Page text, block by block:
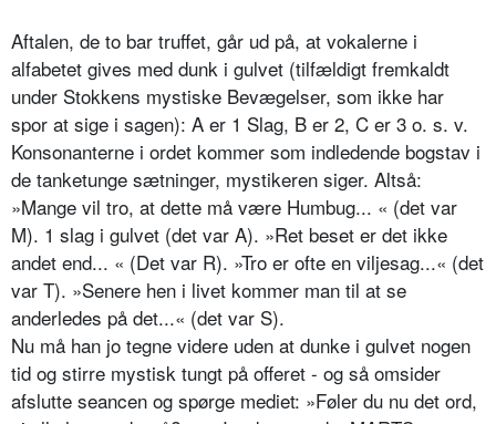
Aftalen, de to bar truffet, går ud på, at vokalerne i
alfabetet gives med dunk i gulvet (tilfældigt fremkaldt
under Stokkens mystiske Bevægelser, som ikke har
spor at sige i sagen): A er 1 Slag, B er 2, C er 3 o. s. v.
Konsonanterne i ordet kommer som indledende bogstav i
de tanketunge sætninger, mystikeren siger. Altså:
»Mange vil tro, at dette må være Humbug... « (det var
M). 1 slag i gulvet (det var A). »Ret beset er det ikke
andet end... « (Det var R). »Tro er ofte en viljesag...« (det
var T). »Senere hen i livet kommer man til at se
anderledes på det...« (det var S).
Nu må han jo tegne videre uden at dunke i gulvet nogen
tid og stirre mystisk tungt på offeret - og så omsider
afslutte seancen og spørge mediet: »Føler du nu det ord,